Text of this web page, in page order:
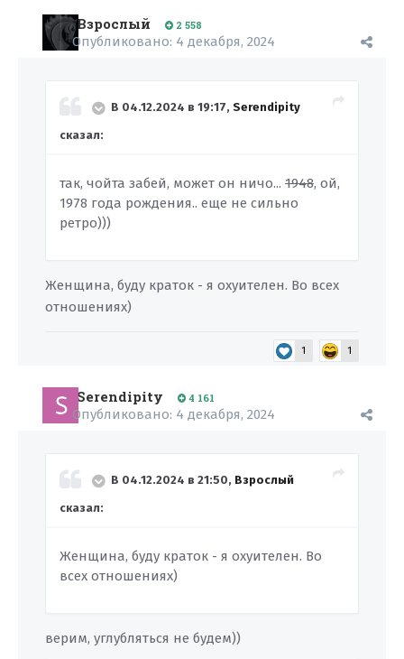
Взрослый 2 558
Опубликовано: 4 декабря, 2024
В 04.12.2024 в 19:17, Serendipity
сказал:
так, чойта забей, может он ничо... 1948, ой,
1978 года рождения.. еще не сильно
ретро)))
Женщина, буду краток - я охуителен. Во всех
отношениях)
1 1
Serendipity 4 161
Опубликовано: 4 декабря, 2024
В 04.12.2024 в 21:50, Взрослый
сказал:
Женщина, буду краток - я охуителен. Во
всех отношениях)
верим, углубляться не будем))